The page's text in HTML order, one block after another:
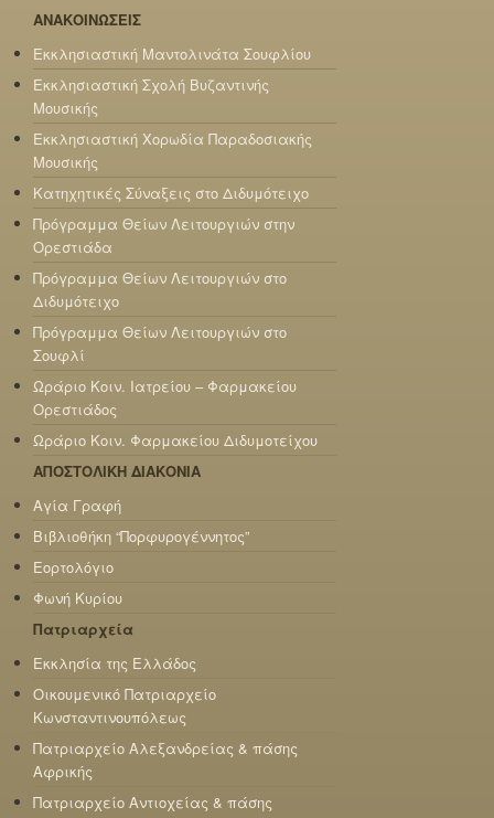
ΑΝΑΚΟΙΝΩΣΕΙΣ
Εκκλησιαστική Μαντολινάτα Σουφλίου
Εκκλησιαστική Σχολή Βυζαντινής
Μουσικής
Εκκλησιαστική Χορωδία Παραδοσιακής
Μουσικής
Κατηχητικές Σύναξεις στο Διδυμότειχο
Πρόγραμμα Θείων Λειτουργιών στην
Ορεστιάδα
Πρόγραμμα Θείων Λειτουργιών στο
Διδυμότειχο
Πρόγραμμα Θείων Λειτουργιών στο
Σουφλί
Ωράριο Κοιν. Ιατρείου – Φαρμακείου
Ορεστιάδος
Ωράριο Κοιν. Φαρμακείου Διδυμοτείχου
ΑΠΟΣΤΟΛΙΚΗ ΔΙΑΚΟΝΙΑ
Αγία Γραφή
Βιβλιοθήκη “Πορφυρογέννητος”
Εορτολόγιο
Φωνή Κυρίου
Πατριαρχεία
Εκκλησία της Ελλάδος
Οικουμενικό Πατριαρχείο
Κωνσταντινουπόλεως
Πατριαρχείο Αλεξανδρείας & πάσης
Αφρικής
Πατριαρχείο Αντιοχείας & πάσης